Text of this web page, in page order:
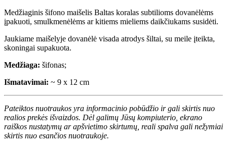
Medžiaginis šifono maišelis Baltas koralas subtilioms dovanėlėms
įpakuoti, smulkmenėlėms ar kitiems mieliems daikčiukams susidėti.
Jaukiame maišelyje dovanėlė visada atrodys šiltai, su meile įteikta,
skoningai supakuota.
Medžiaga: šifonas;
Išmatavimai: ~ 9 x 12 cm
Pateiktos nuotraukos yra informacinio pobūdžio ir gali skirtis nuo
realios prekės išvaizdos. Dėl galimų Jūsų kompiuterio, ekrano
raiškos nustatymų ar apšvietimo skirtumų, reali spalva gali nežymiai
skirtis nuo esančios nuotraukoje.